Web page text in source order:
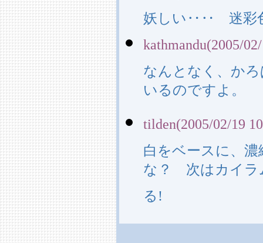
妖しい‥‥ 迷彩
kathmandu(2005/
なんとなく、か
いるのですよ。
tilden(2005/02/19
白をベースに、
な？ 次はカイラ
る!